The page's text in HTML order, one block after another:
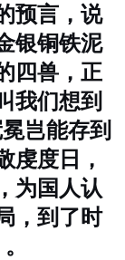
预言，说
银铜铁泥
四兽，正
我们想到
岂能存到
虔度日，
为国人认
，到了时